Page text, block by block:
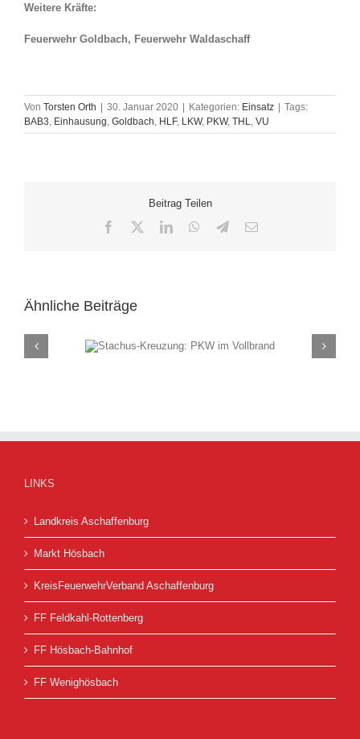
Weitere Kräfte:
Feuerwehr Goldbach, Feuerwehr Waldaschaff
Von Torsten Orth | 30. Januar 2020 | Kategorien: Einsatz | Tags:
BAB3, Einhausung, Goldbach, HLF, LKW, PKW, THL, VU
Beitrag Teilen
Facebook LinkedInWhatsApp
Telegram
E-
Ähnliche Beiträge
PKW im
LINKS
Landkreis Aschaffenburg
Markt Hösbach
KreisFeuerwehrVerband Aschaffenburg
FF Feldkahl-Rottenberg
FF Hösbach-Bahnhof
FF Wenighösbach